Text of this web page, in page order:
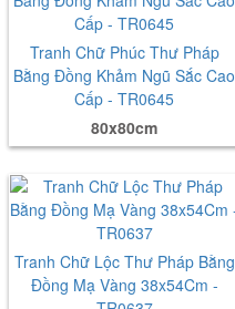
Tranh Chữ Phúc Thư Pháp
Bằng Đồng Khảm Ngũ Sắc Cao
Cấp - TR0645
80x80cm
Tranh Chữ Lộc Thư Pháp Bằng
Đồng Mạ Vàng 38x54Cm -